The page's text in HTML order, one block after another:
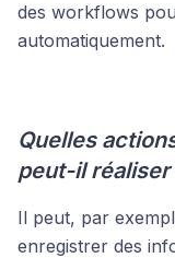
des workflows
automatiquement.
Quelles
peut-il réaliser
Il peut, par
enregistrer des